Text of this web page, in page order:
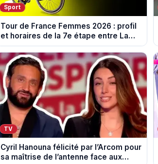
Sport
Tour de France Femmes 2026 : profil
et horaires de la 7e étape entre La
Voulte-sur-Rhône et le Mont Ventoux
TV
Cyril Hanouna félicité par l’Arcom pour
sa maîtrise de l’antenne face aux